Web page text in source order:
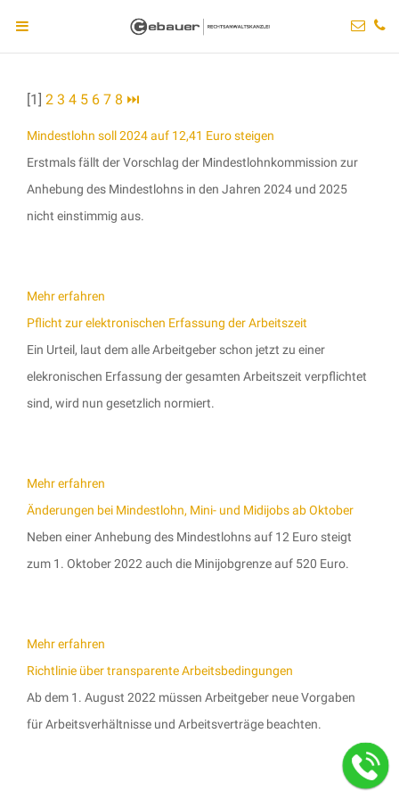
[1] 2 3 4 5 6 7 8 ⏭
Mindestlohn soll 2024 auf 12,41 Euro steigen
Erstmals fällt der Vorschlag der Mindestlohnkommission zur
Anhebung des Mindestlohns in den Jahren 2024 und 2025
nicht einstimmig aus.
Mehr erfahren
Pflicht zur elektronischen Erfassung der Arbeitszeit
Ein Urteil, laut dem alle Arbeitgeber schon jetzt zu einer
elekronischen Erfassung der gesamten Arbeitszeit verpflichtet
sind, wird nun gesetzlich normiert.
Mehr erfahren
Änderungen bei Mindestlohn, Mini- und Midijobs ab Oktober
Neben einer Anhebung des Mindestlohns auf 12 Euro steigt
zum 1. Oktober 2022 auch die Minijobgrenze auf 520 Euro.
Mehr erfahren
Richtlinie über transparente Arbeitsbedingungen
Ab dem 1. August 2022 müssen Arbeitgeber neue Vorgaben
für Arbeitsverhältnisse und Arbeitsverträge beachten.